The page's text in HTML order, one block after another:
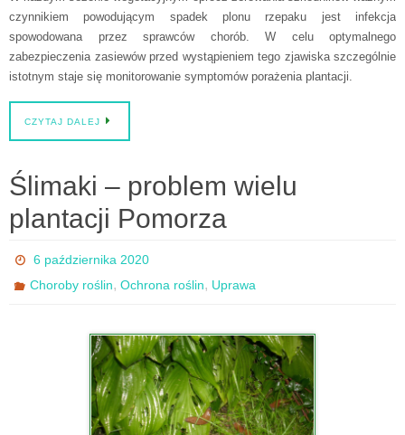
czynnikiem powodującym spadek plonu rzepaku jest infekcja
spowodowana przez sprawców chorób. W celu optymalnego
zabezpieczenia zasiewów przed wystąpieniem tego zjawiska szczególnie
istotnym staje się monitorowanie symptomów porażenia plantacji.
CZYTAJ DALEJ
Ślimaki – problem wielu
plantacji Pomorza
6 października 2020
Choroby roślin,Ochrona roślin, Uprawa